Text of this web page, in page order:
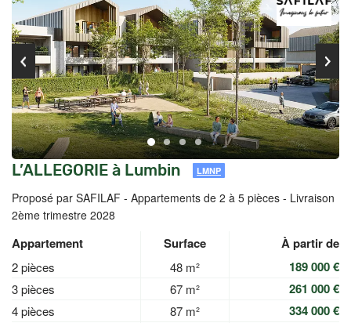
L’ALLEGORIE à Lumbin LMNP
Proposé par SAFILAF - Appartements de 2 à 5 pièces - Livraison
2ème trimestre 2028
Appartement Surface À partir de
2 pièces 48 m² 189 000 €
3 pièces 67 m² 261 000 €
4 pièces 87 m² 334 000 €